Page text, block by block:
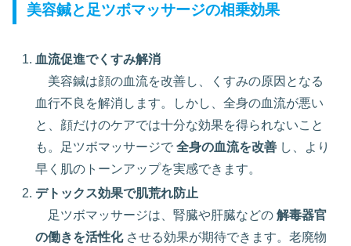
美容鍼と足ツボマッサージの相乗効果
血流促進でくすみ解消
美容鍼は顔の血流を改善し、くすみの原因となる
血行不良を解消します。しかし、全身の血流が悪い
と、顔だけのケアでは十分な効果を得られないこと
も。足ツボマッサージで全身の血流を改善 し、より
早く肌のトーンアップを実感できます。
デトックス効果で肌荒れ防止
足ツボマッサージは、腎臓や肝臓などの解毒器官
の働きを活性化させる効果が期待できます。老廃物